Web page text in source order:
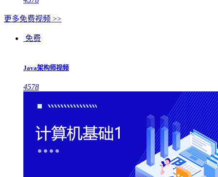
更多免费视频 >>
免费
Java架构师视频
4578